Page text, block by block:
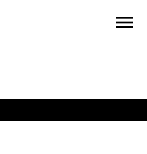
menu